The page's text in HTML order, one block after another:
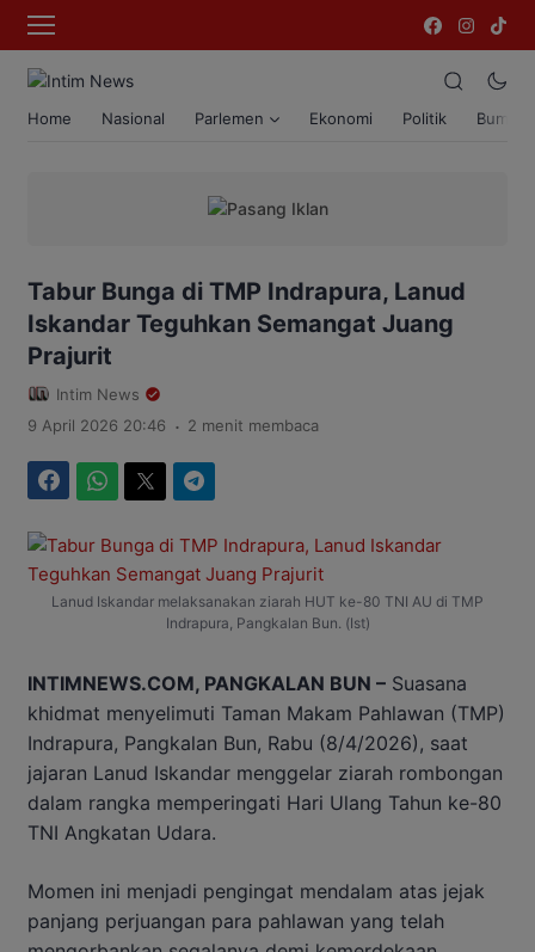
Home Nasional Parlemen Ekonomi Politik Bumi
Tabur Bunga di TMP Indrapura, Lanud
Iskandar Teguhkan Semangat Juang
Prajurit
Intim News
9 April 2026 20:46 . 2 menit membaca
Lanud Iskandar melaksanakan ziarah HUT ke-80 TNI AU di TMP
Indrapura, Pangkalan Bun. (Ist)
INTIMNEWS.COM, PANGKALAN BUN – Suasana
khidmat menyelimuti Taman Makam Pahlawan (TMP)
Indrapura, Pangkalan Bun, Rabu (8/4/2026), saat
jajaran Lanud Iskandar menggelar ziarah rombongan
dalam rangka memperingati Hari Ulang Tahun ke-80
TNI Angkatan Udara.
Momen ini menjadi pengingat mendalam atas jejak
panjang perjuangan para pahlawan yang telah